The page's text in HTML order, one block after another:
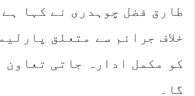
طارق فضل چوہدری نے کہا
خلاف جرائم سے متعلق
کو مکمل ادارہ جاتی تعاون
گا۔